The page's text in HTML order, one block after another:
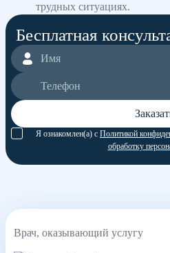
трудных ситуациях.
Бесплатная
Я ознакомлен(а) с Политикой
обработку
Врач, оказывающий услугу